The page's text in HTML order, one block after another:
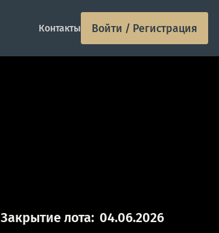
Контакты Войти / Регистрация
Закрытие лота: 04.06.2026